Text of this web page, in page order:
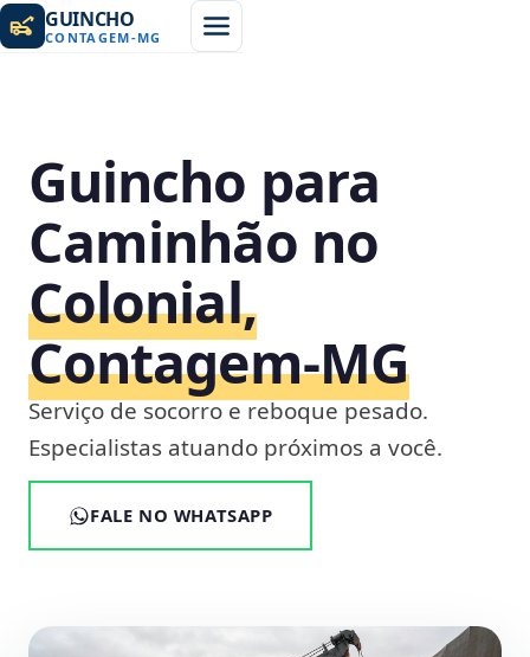
GUINCHO
CONTAGEM-MG
Guincho para
Caminhão no
Colonial,
Contagem‑MG
Serviço de socorro e reboque pesado.
Especialistas atuando próximos a você.
FALE NO WHATSAPP